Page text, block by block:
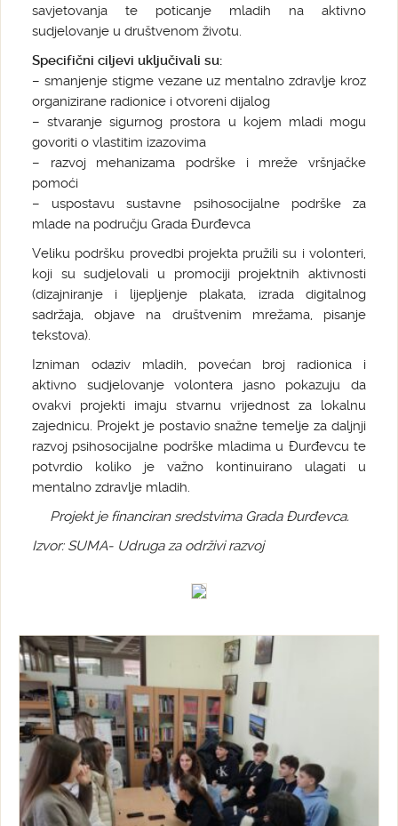
savjetovanja te poticanje mladih na aktivno
sudjelovanje u društvenom životu.
Specifični ciljevi uključivali su:
– smanjenje stigme vezane uz mentalno zdravlje kroz
organizirane radionice i otvoreni dijalog
– stvaranje sigurnog prostora u kojem mladi mogu
govoriti o vlastitim izazovima
– razvoj mehanizama podrške i mreže vršnjačke
pomoći
– uspostavu sustavne psihosocijalne podrške za
mlade na području Grada Đurđevca
Veliku podršku provedbi projekta pružili su i volonteri,
koji su sudjelovali u promociji projektnih aktivnosti
(dizajniranje i lijepljenje plakata, izrada digitalnog
sadržaja, objave na društvenim mrežama, pisanje
tekstova).
Izniman odaziv mladih, povećan broj radionica i
aktivno sudjelovanje volontera jasno pokazuju da
ovakvi projekti imaju stvarnu vrijednost za lokalnu
zajednicu. Projekt je postavio snažne temelje za daljnji
razvoj psihosocijalne podrške mladima u Đurđevcu te
potvrdio koliko je važno kontinuirano ulagati u
mentalno zdravlje mladih.
Projekt je financiran sredstvima Grada Đurđevca.
Izvor: SUMA- Udruga za održivi razvoj